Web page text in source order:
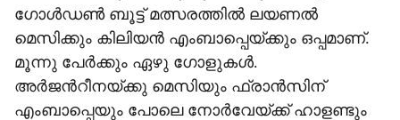
ഗോൾഡൺ ബൂട്ട് മത്സരത്തിൽ ലയണൽ
മെസിക്കും കിലിയൻ എംബാപ്പെയ്ക്കും ഒപ്പമാണ്.
മൂന്നു പേർക്കും ഏഴു ഗോളുകൾ.
അർജന്‍റീനയ്ക്കു മെസിയും ഫ്രാൻസിന്
എംബാപ്പെയും പോലെ നോർവേയ്ക്ക് ഹാളണ്ടും